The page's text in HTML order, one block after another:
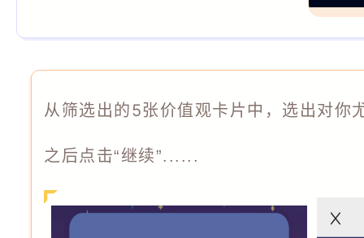
从筛选出的5张价值观卡片中，选出对你
之后点击“继续”......